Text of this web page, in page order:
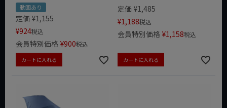
動画あり
定価 ¥1,155
¥924税込
会員特別価格 ¥900税込
カートに入れる
定価 ¥1,485
¥1,188税込
会員特別価格 ¥1,158税込
カートに入れる